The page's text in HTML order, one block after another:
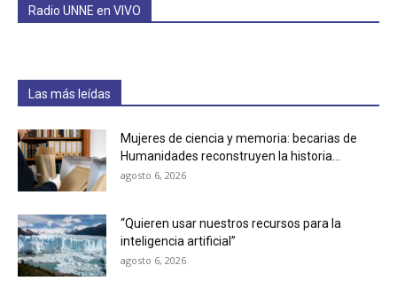
Radio UNNE en VIVO
Las más leídas
Mujeres de ciencia y memoria: becarias de
Humanidades reconstruyen la historia...
agosto 6, 2026
“Quieren usar nuestros recursos para la
inteligencia artificial”
agosto 6, 2026